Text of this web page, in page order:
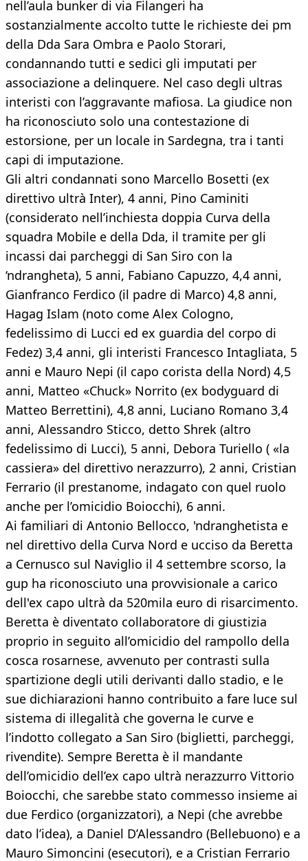
nell’aula bunker di via Filangeri ha
sostanzialmente accolto tutte le richieste dei pm
della Dda Sara Ombra e Paolo Storari,
condannando tutti e sedici gli imputati per
associazione a delinquere. Nel caso degli ultras
interisti con l’aggravante mafiosa. La giudice non
ha riconosciuto solo una contestazione di
estorsione, per un locale in Sardegna, tra i tanti
capi di imputazione.
Gli altri condannati sono Marcello Bosetti (ex
direttivo ultrà Inter), 4 anni, Pino Caminiti
(considerato nell’inchiesta doppia Curva della
squadra Mobile e della Dda, il tramite per gli
incassi dai parcheggi di San Siro con la
‘ndrangheta), 5 anni, Fabiano Capuzzo, 4,4 anni,
Gianfranco Ferdico (il padre di Marco) 4,8 anni,
Hagag Islam (noto come Alex Cologno,
fedelissimo di Lucci ed ex guardia del corpo di
Fedez) 3,4 anni, gli interisti Francesco Intagliata, 5
anni e Mauro Nepi (il capo corista della Nord) 4,5
anni, Matteo «Chuck» Norrito (ex bodyguard di
Matteo Berrettini), 4,8 anni, Luciano Romano 3,4
anni, Alessandro Sticco, detto Shrek (altro
fedelissimo di Lucci), 5 anni, Debora Turiello ( «la
cassiera» del direttivo nerazzurro), 2 anni, Cristian
Ferrario (il prestanome, indagato con quel ruolo
anche per l’omicidio Boiocchi), 6 anni.
Ai familiari di Antonio Bellocco, 'ndranghetista e
nel direttivo della Curva Nord e ucciso da Beretta
a Cernusco sul Naviglio il 4 settembre scorso, la
gup ha riconosciuto una provvisionale a carico
dell'ex capo ultrà da 520mila euro di risarcimento.
Beretta è diventato collaboratore di giustizia
proprio in seguito all’omicidio del rampollo della
cosca rosarnese, avvenuto per contrasti sulla
spartizione degli utili derivanti dallo stadio, e le
sue dichiarazioni hanno contribuito a fare luce sul
sistema di illegalità che governa le curve e
l’indotto collegato a San Siro (biglietti, parcheggi,
rivendite). Sempre Beretta è il mandante
dell’omicidio dell’ex capo ultrà nerazzurro Vittorio
Boiocchi, che sarebbe stato commesso insieme ai
due Ferdico (organizzatori), a Nepi (che avrebbe
dato l’idea), a Daniel D’Alessandro (Bellebuono) e a
Mauro Simoncini (esecutori), e a Cristian Ferrario